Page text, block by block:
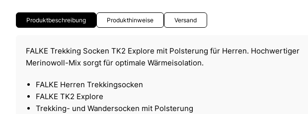
Produktbeschreibung Produkthinweise Versand
FALKE Trekking Socken TK2 Explore mit Polsterung für Herren. Hochwertiger
Merinowoll-Mix sorgt für optimale Wärmeisolation.
FALKE Herren Trekkingsocken
FALKE TK2 Explore
Trekking- und Wandersocken mit Polsterung